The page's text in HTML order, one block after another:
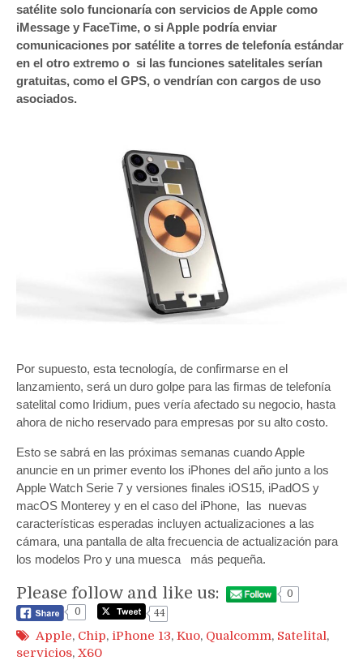
satélite solo funcionaría con servicios de Apple como
iMessage y FaceTime, o si Apple podría enviar
comunicaciones por satélite a torres de telefonía estándar
en el otro extremo o si las funciones satelitales serían
gratuitas, como el GPS, o vendrían con cargos de uso
asociados.
Por supuesto, esta tecnología, de confirmarse en el
lanzamiento, será un duro golpe para las firmas de telefonía
satelital como Iridium, pues vería afectado su negocio, hasta
ahora de nicho reservado para empresas por su alto costo.
Esto se sabrá en las próximas semanas cuando Apple
anuncie en un primer evento los iPhones del año junto a los
Apple Watch Serie 7 y versiones finales iOS15, iPadOS y
macOS Monterey y en el caso del iPhone, las nuevas
características esperadas incluyen actualizaciones a las
cámara, una pantalla de alta frecuencia de actualización para
los modelos Pro y una muesca más pequeña.
Please follow and like us:
0
0
44
Apple, Chip, iPhone 13, Kuo, Qualcomm, Satelital,
servicios, X60